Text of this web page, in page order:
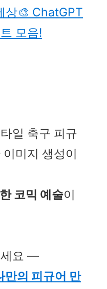
상🎨 ChatGPT
모음!
일 축구 피규
미지 생성이
코믹 예술이
세요 —
의 피규어 만